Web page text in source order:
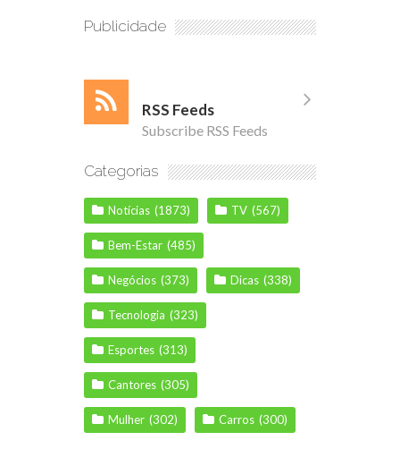
Publicidade
RSS Feeds
Subscribe RSS Feeds
Categorias
Notícias (1873) TV (567)
Bem-Estar (485)
Negócios (373) Dicas (338)
Tecnologia (323)
Esportes (313)
Cantores (305)
Mulher (302) Carros (300)